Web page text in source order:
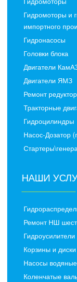
Гидромоторы и
импортного
Гидронасосы
Головки блока
Двигатели
Двигатели ЯМЗ
Ремонт
Тракторные
Гидроцилиндры
Насос-Дозатор
НАШИ
Ремонт НШ
Корзины и
Насосы
Коленчатые